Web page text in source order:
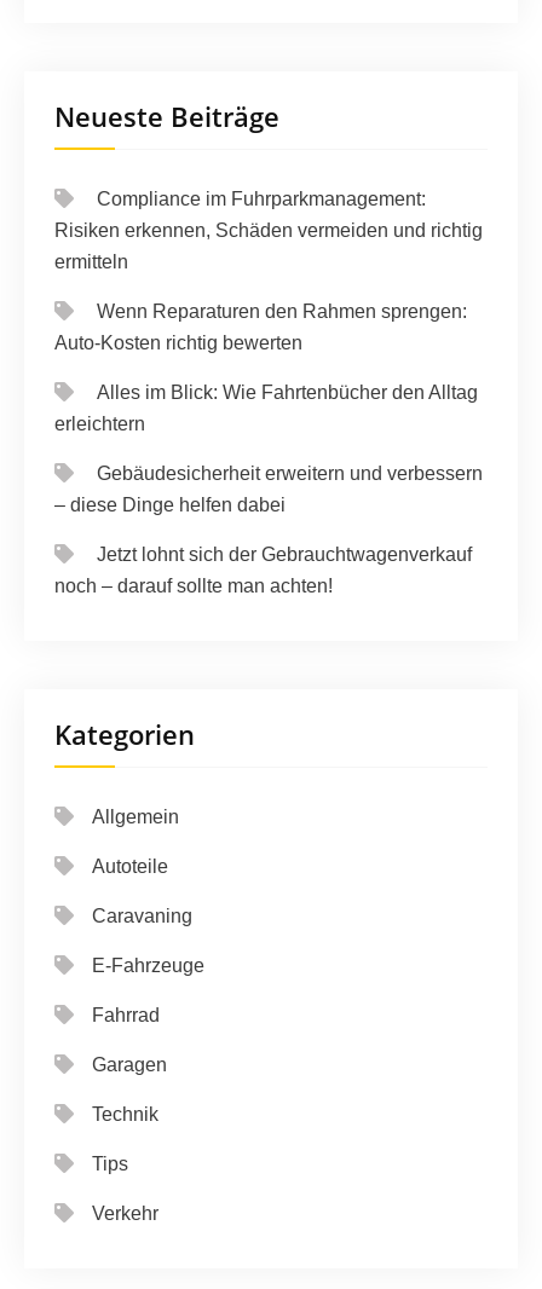
Neueste Beiträge
Compliance im Fuhrparkmanagement:
Risiken erkennen, Schäden vermeiden und richtig
ermitteln
Wenn Reparaturen den Rahmen sprengen:
Auto-Kosten richtig bewerten
Alles im Blick: Wie Fahrtenbücher den Alltag
erleichtern
Gebäudesicherheit erweitern und verbessern
– diese Dinge helfen dabei
Jetzt lohnt sich der Gebrauchtwagenverkauf
noch – darauf sollte man achten!
Kategorien
Allgemein
Autoteile
Caravaning
E-Fahrzeuge
Fahrrad
Garagen
Technik
Tips
Verkehr